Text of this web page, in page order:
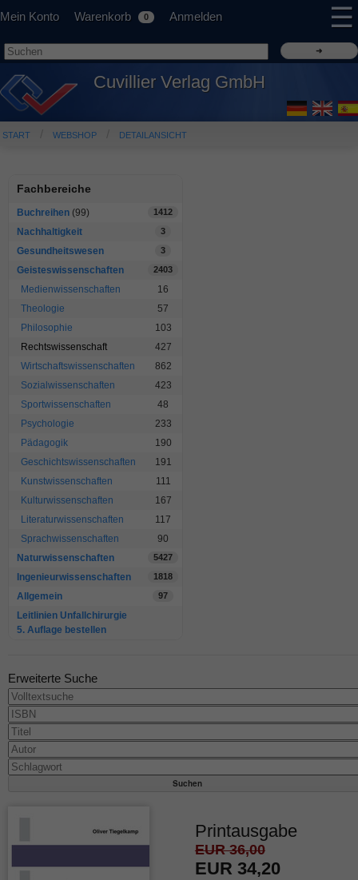
Mein Konto Warenkorb 0 Anmelden ☰
Cuvillier Verlag GmbH
START WEBSHOP DETAILANSICHT
Fachbereiche
Buchreihen (99) 1412
Nachhaltigkeit 3
Gesundheitswesen 3
Geisteswissenschaften 2403
Medienwissenschaften
16
Theologie
57
Philosophie
103
Rechtswissenschaft
427
Wirtschaftswissenschaften
862
Sozialwissenschaften
423
Sportwissenschaften
48
Psychologie
233
Pädagogik
190
Geschichtswissenschaften
191
Kunstwissenschaften
111
Kulturwissenschaften
167
Literaturwissenschaften
117
Sprachwissenschaften
90
Naturwissenschaften
5427
Ingenieurwissenschaften 1818
Allgemein 97
Leitlinien Unfallchirurgie
5. Auflage bestellen
Erweiterte Suche
Printausgabe
EUR 36,00
EUR 34,20